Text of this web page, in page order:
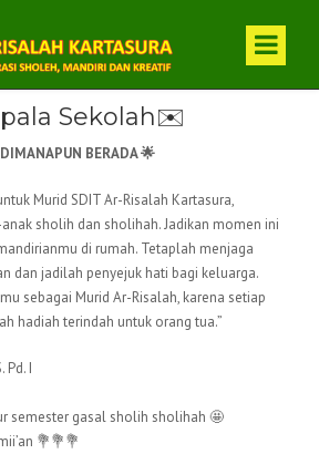
Sekolah✉️
BERADA 🌟
Murid SDIT Ar-Risalah Kartasura,
sholih dan sholihah. Jadikan momen ini
di rumah. Tetaplah menjaga
dan jadilah penyejuk hati bagi keluarga.
sebagai Murid Ar-Risalah, karena setiap
hadiah terindah untuk orang tua.”
Pd. I
semester gasal sholih sholihah 🤩
💐💐💐